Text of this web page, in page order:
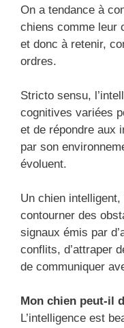
On a tendance à
chiens comme leur
et donc à retenir,
ordres.
Stricto sensu,
cognitives variées
et de répondre aux
par son
évoluent.
Un chien
contourner des
signaux émis par
conflits, d’attraper
de communiquer
Mon chien peut-il
L’intelligence est